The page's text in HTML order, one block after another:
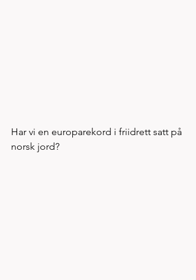
Har vi en europarekord i friidrett satt på
norsk jord?